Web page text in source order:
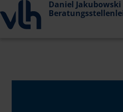
Daniel Jakubowski